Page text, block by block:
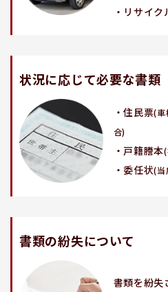
・リサイク
状況に応じて必要な書類
・住民票(車
合)
・戸籍謄本
・委任状(当
書類の紛失について
書類を紛失